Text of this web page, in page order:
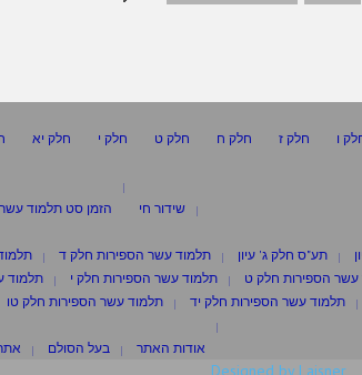
ו חלק ז חלק ח חלק ט חלק י חלק יא
שידור חי
הזמן סט תלמוד
תע"ס חלק ג' עיון תלמוד עשר הספירות חלק ד
עשר הספירות חלק ט תלמוד עשר הספירות חלק י תלמוד
תלמוד עשר הספירות חלק יד תלמוד עשר הספירות חלק טו
אודות האתר
בעל הסולם
Designed by Laisner